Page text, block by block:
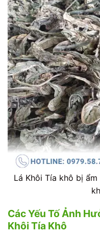
Lá Khôi Tía khô bị
Các Yếu Tố Ảnh
Khôi Tía Khô